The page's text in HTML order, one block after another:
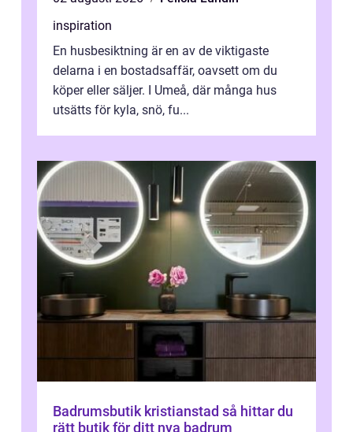
inspiration
En husbesiktning är en av de viktigaste
delarna i en bostadsaffär, oavsett om du
köper eller säljer. I Umeå, där många hus
utsätts för kyla, snö, fu...
Badrumsbutik kristianstad så hittar du
rätt butik för ditt nya badrum